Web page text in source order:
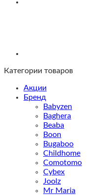
Категории товаров
Акции
Бренд
Babyzen
Baghera
Beaba
Boon
Bugaboo
Childhome
Comotomo
Cybex
Joolz
Mr Maria